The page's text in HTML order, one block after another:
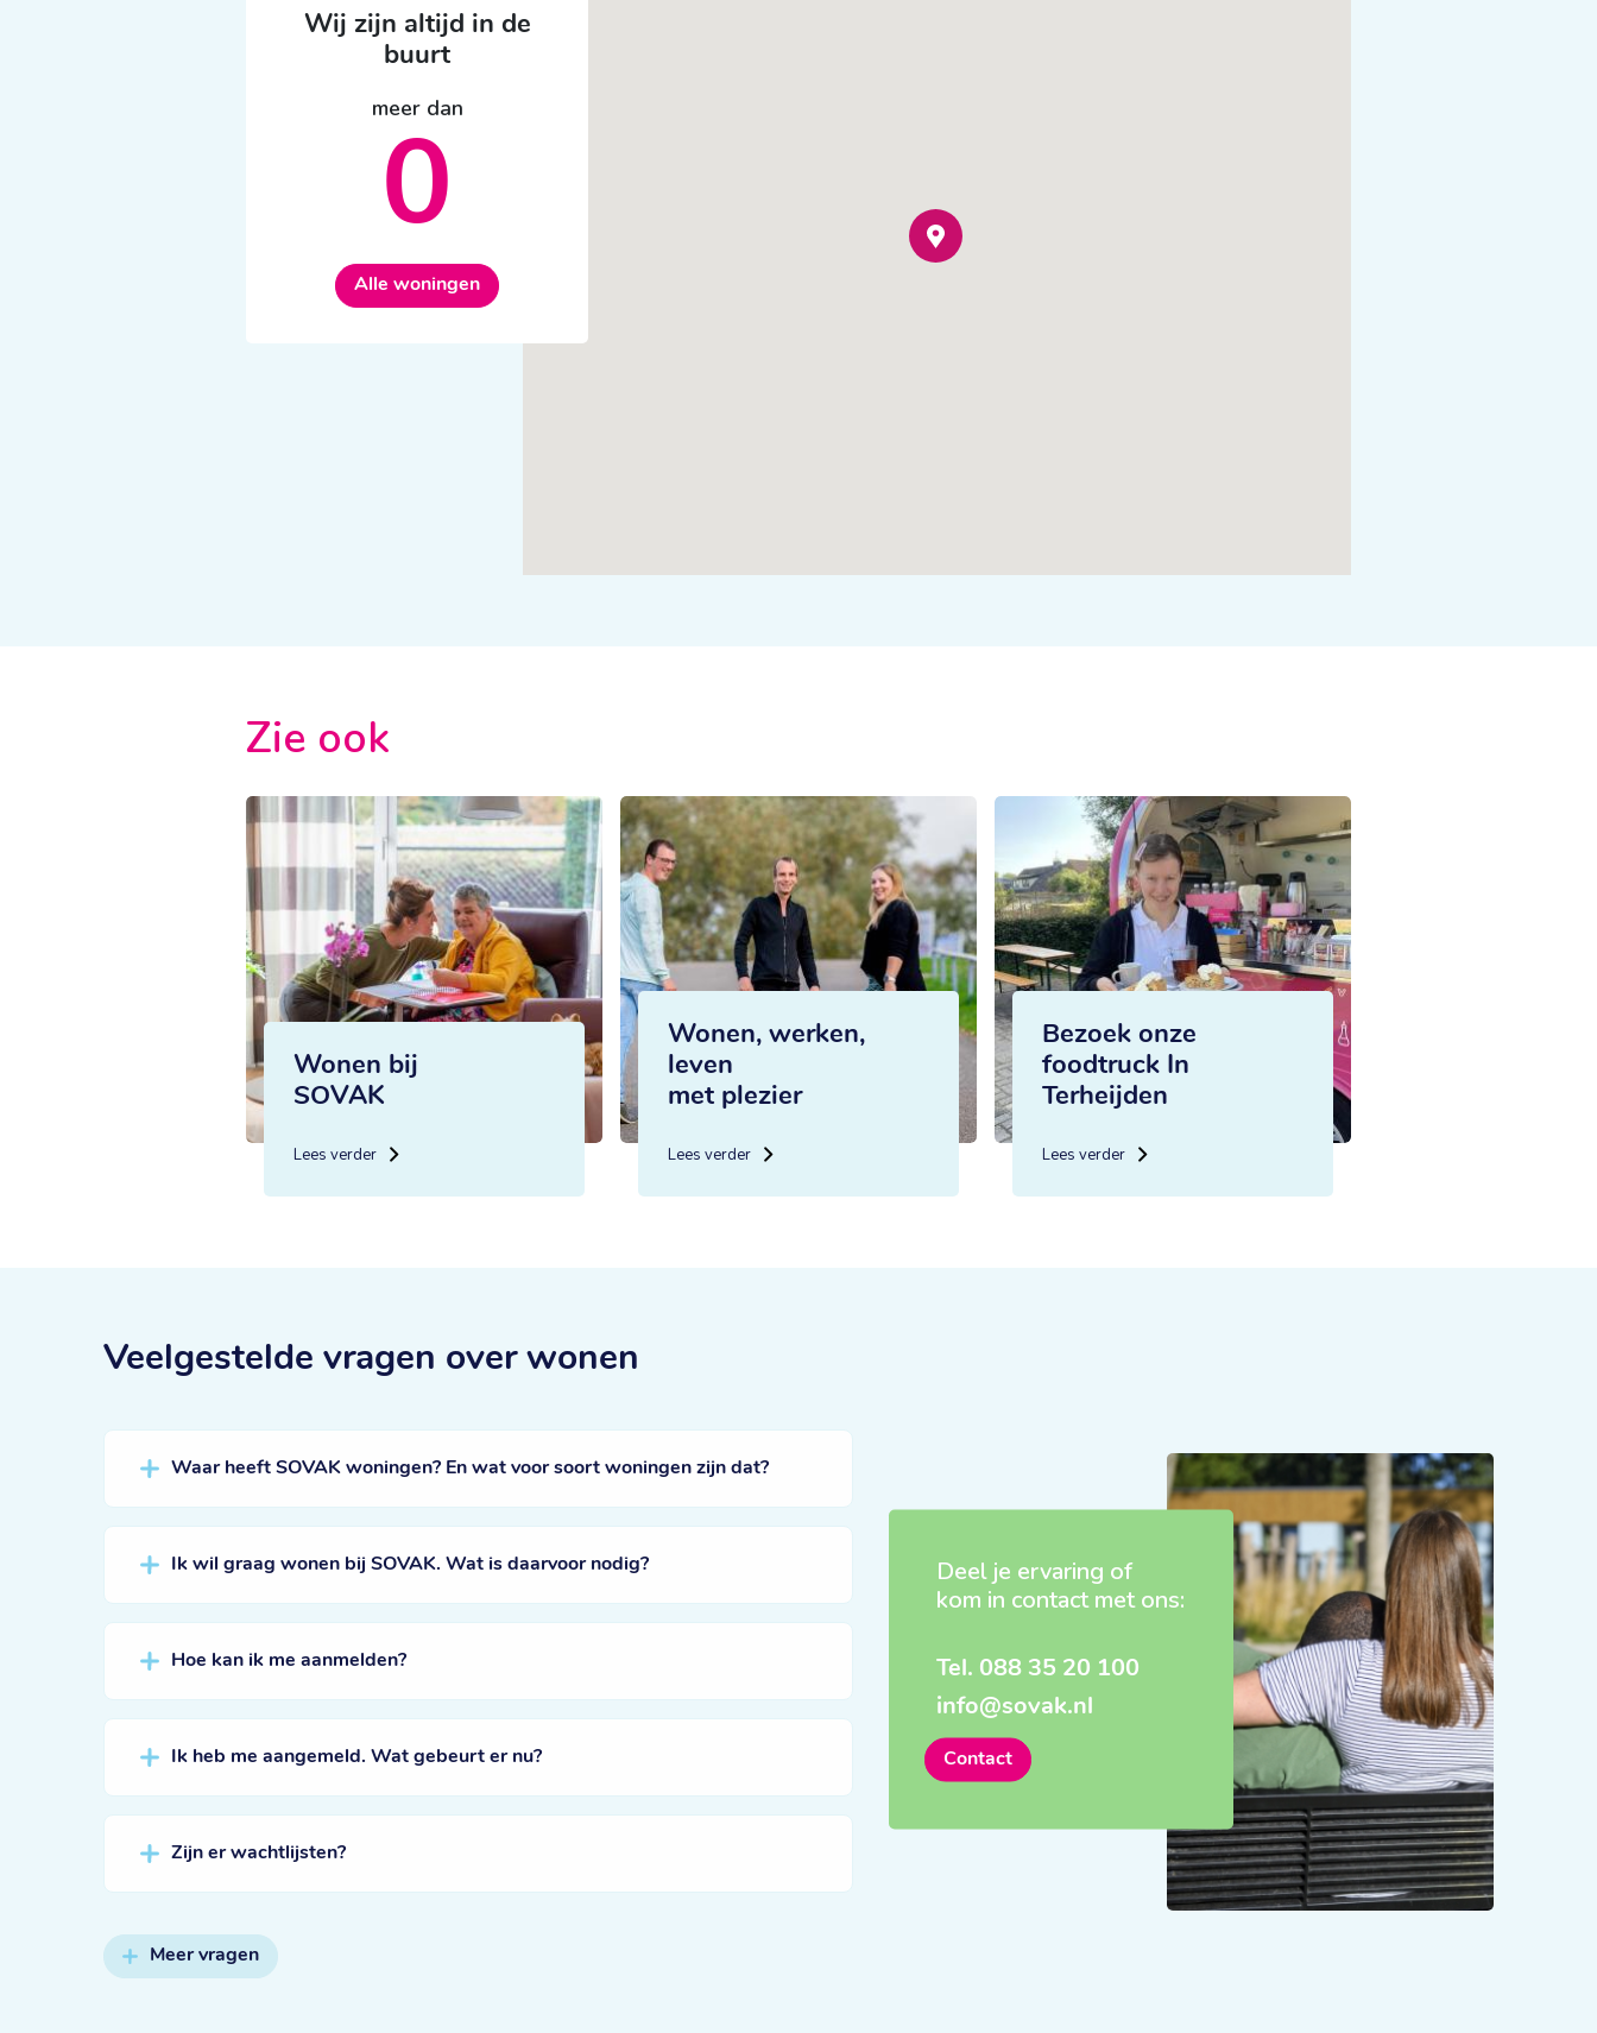
Wij zijn altijd in de
buurt
meer dan
0
Alle woningen
Zie ook
Wonen bij
SOVAK
Lees verder
Wonen, werken,
leven
met plezier
Lees verder
Bezoek onze
foodtruck In
Terheijden
Lees verder
Veelgestelde vragen over wonen
Waar heeft SOVAK woningen? En wat voor soort woningen zijn dat?
Ik wil graag wonen bij SOVAK. Wat is daarvoor nodig?
Hoe kan ik me aanmelden?
Ik heb me aangemeld. Wat gebeurt er nu?
Zijn er wachtlijsten?
Deel je ervaring of
kom in contact met ons:
Tel. 088 35 20 100
info@sovak.nl
Contact
Meer vragen